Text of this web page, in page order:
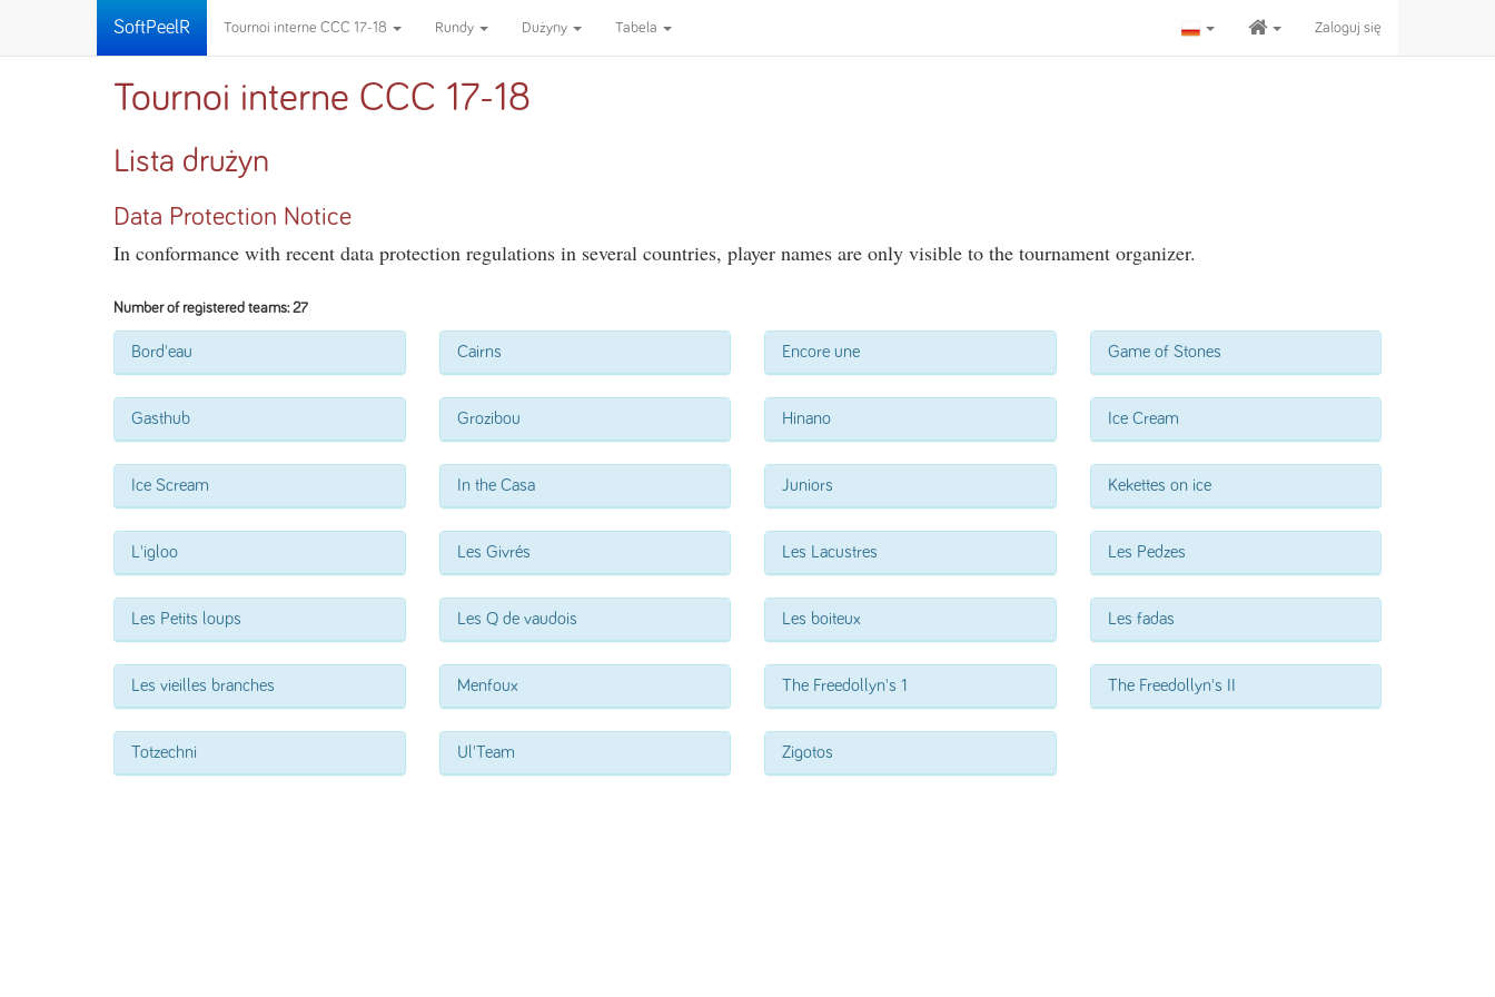
SoftPeelR Tournoi interne CCC 17-18 Rundy Dużyny Tabela Zaloguj się
Tournoi interne CCC 17-18
Lista drużyn
Data Protection Notice
In conformance with recent data protection regulations in several countries, player names are only visible to the tournament organizer.
Number of registered teams: 27
Bord'eau Cairns Encore une Game of Stones
Gasthub Grozibou Hinano Ice Cream
Ice Scream In the Casa Juniors Kekettes on ice
L'igloo Les Givrés Les Lacustres Les Pedzes
Les Petits loups Les Q de vaudois Les boiteux Les fadas
Les vieilles branches Menfoux The Freedollyn's 1 The Freedollyn's II
Totzechni Ul'Team Zigotos